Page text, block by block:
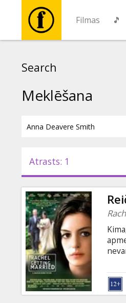
Filmas 🎵
Pasākumi
Ziņas
Dāvanu
kartes
Uzkodas
Search
Meklēšana
Atrasts: 1